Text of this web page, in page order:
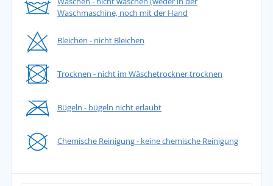
Waschmaschine, noch mit der Hand
Bleichen - nicht Bleichen
Trocknen - nicht im Wäschetrockner trocknen
Bügeln - bügeln nicht erlaubt
Chemische Reinigung - keine chemische Reinigung